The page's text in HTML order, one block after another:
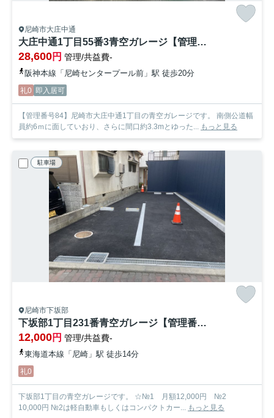
尼崎市大庄中通
大庄中通1丁目55番3青空ガレージ【管理番号84】
28,600円 管理/共益費-
阪神本線「尼崎センタープール前」駅 徒歩20分
礼0 即入居可
【管理番号84】尼崎市大庄中通1丁目の青空ガレージです。 南側公道幅
員約6ｍに面していおり、さらに間口約3.3mとゆった...
もっと見る
駐車場
尼崎市下坂部
下坂部1丁目231番青空ガレージ【管理番号69】
12,000円 管理/共益費-
東海道本線「尼崎」駅 徒歩14分
礼0
下坂部1丁目の青空ガレージです。 ☆№1 月額12,000円 №2
10,000円 №2は軽自動車もしくはコンパクトカー...
もっと見る